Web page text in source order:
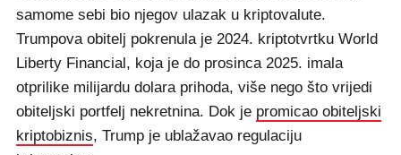
samome sebi bio njegov ulazak u kriptovalute.
Trumpova obitelj pokrenula je 2024. kriptotvrtku World
Liberty Financial, koja je do prosinca 2025. imala
otprilike milijardu dolara prihoda, više nego što vrijedi
obiteljski portfelj nekretnina. Dok je promicao obiteljski
kriptobiznis, Trump je ublažavao regulaciju